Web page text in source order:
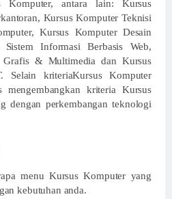
Komputer, antara lain: Kursus
Kursus Komputer Teknisi
Kursus Komputer Desain
Informasi Berbasis Web,
Grafis & Multimedia dan Kursus
Selain kriteriaKursus Komputer
kriteria Kursus
dengan perkembangan teknologi
menu Kursus Komputer yang
kebutuhan anda.